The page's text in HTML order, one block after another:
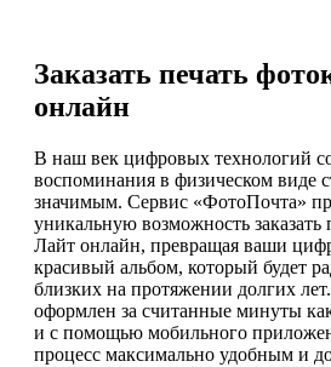
Заказать печать
онлайн
В наш век цифровых технологий
воспоминания в физическом виде
значимым. Сервис «ФотоПочта»
уникальную возможность заказать
Лайт онлайн, превращая ваши
красивый альбом, который будет
близких на протяжении долгих
оформлен за считанные минуты
и с помощью мобильного
процесс максимально удобным и